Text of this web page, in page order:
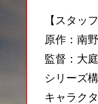
【スタッフ
原作：南
監督：大
シリーズ
キャラク